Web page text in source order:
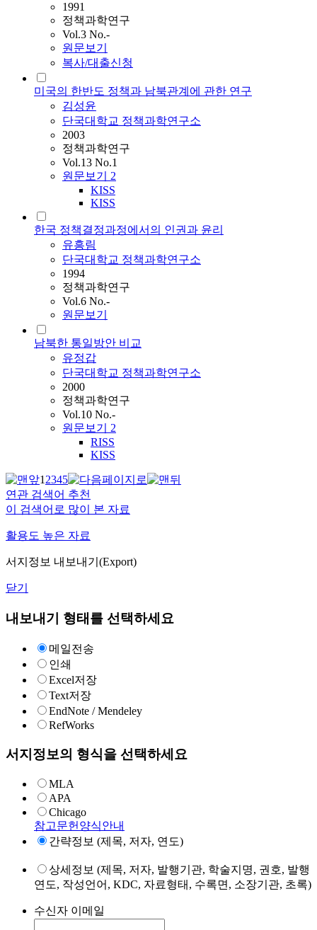
1991
정책과학연구
Vol.3 No.-
원문보기
복사/대출신청
미국의 한반도 정책과 남북관계에 관한 연구
김성윤
단국대학교 정책과학연구소
2003
정책과학연구
Vol.13 No.1
원문보기 2
KISS
KISS
한국 정책결정과정에서의 인권과 윤리
유흥림
단국대학교 정책과학연구소
1994
정책과학연구
Vol.6 No.-
원문보기
남북한 통일방안 비교
유정갑
단국대학교 정책과학연구소
2000
정책과학연구
Vol.10 No.-
원문보기 2
RISS
KISS
12345
연관 검색어 추천
이 검색어로 많이 본 자료
활용도 높은 자료
서지정보 내보내기(Export)
닫기
내보내기 형태를 선택하세요
메일전송
인쇄
Excel저장
Text저장
EndNote / Mendeley
RefWorks
서지정보의 형식을 선택하세요
MLA
APA
Chicago
참고문헌양식안내
간략정보 (제목, 저자, 연도)
상세정보 (제목, 저자, 발행기관, 학술지명, 권호, 발행
연도, 작성언어, KDC, 자료형태, 수록면, 소장기관, 초록)
수신자 이메일